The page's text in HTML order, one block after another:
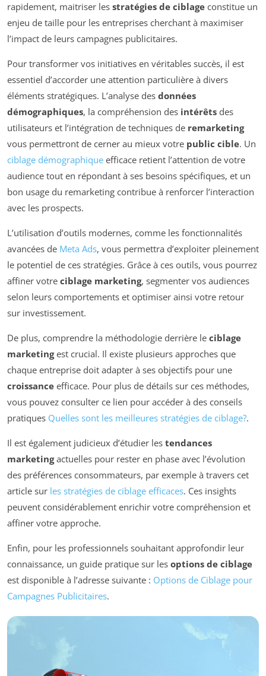
rapidement, maitriser les stratégies de ciblage constitue un
enjeu de taille pour les entreprises cherchant à maximiser
l’impact de leurs campagnes publicitaires.
Pour transformer vos initiatives en véritables succès, il est
essentiel d’accorder une attention particulière à divers
éléments stratégiques. L’analyse des données
démographiques, la compréhension des intérêts des
utilisateurs et l’intégration de techniques de remarketing
vous permettront de cerner au mieux votre public cible. Un
ciblage démographique efficace retient l’attention de votre
audience tout en répondant à ses besoins spécifiques, et un
bon usage du remarketing contribue à renforcer l’interaction
avec les prospects.
L’utilisation d’outils modernes, comme les fonctionnalités
avancées de Meta Ads, vous permettra d’exploiter pleinement
le potentiel de ces stratégies. Grâce à ces outils, vous pourrez
affiner votre ciblage marketing, segmenter vos audiences
selon leurs comportements et optimiser ainsi votre retour
sur investissement.
De plus, comprendre la méthodologie derrière le ciblage
marketingest crucial. Il existe plusieurs approches que
chaque entreprise doit adapter à ses objectifs pour une
croissance efficace. Pour plus de détails sur ces méthodes,
vous pouvez consulter ce lien pour accéder à des conseils
pratiques Quelles sont les meilleures stratégies de ciblage?.
Il est également judicieux d’étudier les tendances
marketingactuelles pour rester en phase avec l’évolution
des préférences consommateurs, par exemple à travers cet
article sur les stratégies de ciblage efficaces. Ces insights
peuvent considérablement enrichir votre compréhension et
affiner votre approche.
Enfin, pour les professionnels souhaitant approfondir leur
connaissance, un guide pratique sur les options de ciblage
est disponible à l’adresse suivante : Options de Ciblage pour
Campagnes Publicitaires.